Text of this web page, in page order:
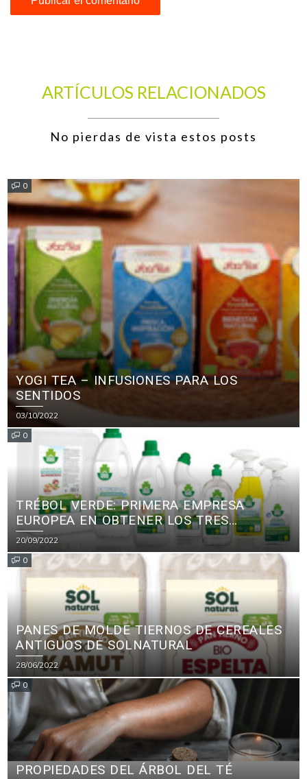
ARTÍCULOS RELACIONADOS
No pierdas de vista estos posts
0
YOGI TEA – INFUSIONES PARA LOS
SENTIDOS
03/10/2022
0
TRÉBOL VERDE: PRIMERA EMPRESA
EUROPEA EN OBTENER LOS TRES
PRINCIPALES CERTIFICADOS ECOLÓGICOS
PARA PRODUCTOS DE LIMPIEZA
20/09/2022
0
PANES DE MOLDE TIERNOS DE CEREALES
ANTIGUOS DE SOLNATURAL
28/06/2022
0
PROPIEDADES DEL ÁRBOL DEL TÉ